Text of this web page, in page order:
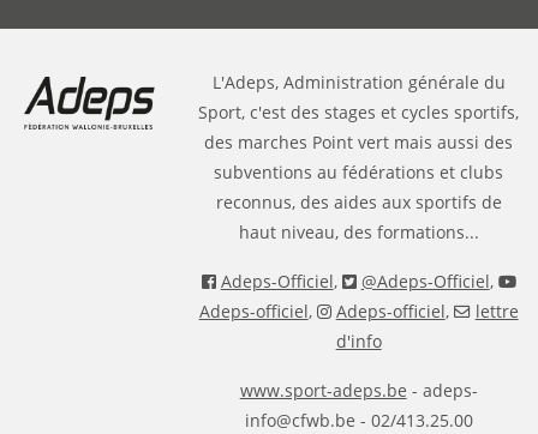
L'Adeps, Administration générale du
Sport, c'est des stages et cycles sportifs,
des marches Point vert mais aussi des
subventions au fédérations et clubs
reconnus, des aides aux sportifs de
haut niveau, des formations...
Adeps-Officiel, @Adeps-Officiel,
Adeps-officiel, Adeps-officiel,
lettre
d'info
www.sport-adeps.be - adeps-
info@cfwb.be - 02/413.25.00